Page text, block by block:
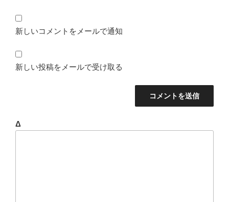
新しいコメントをメールで通知
新しい投稿をメールで受け取る
Δ